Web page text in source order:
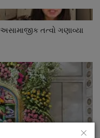
તત્વો ગણાવ્યા